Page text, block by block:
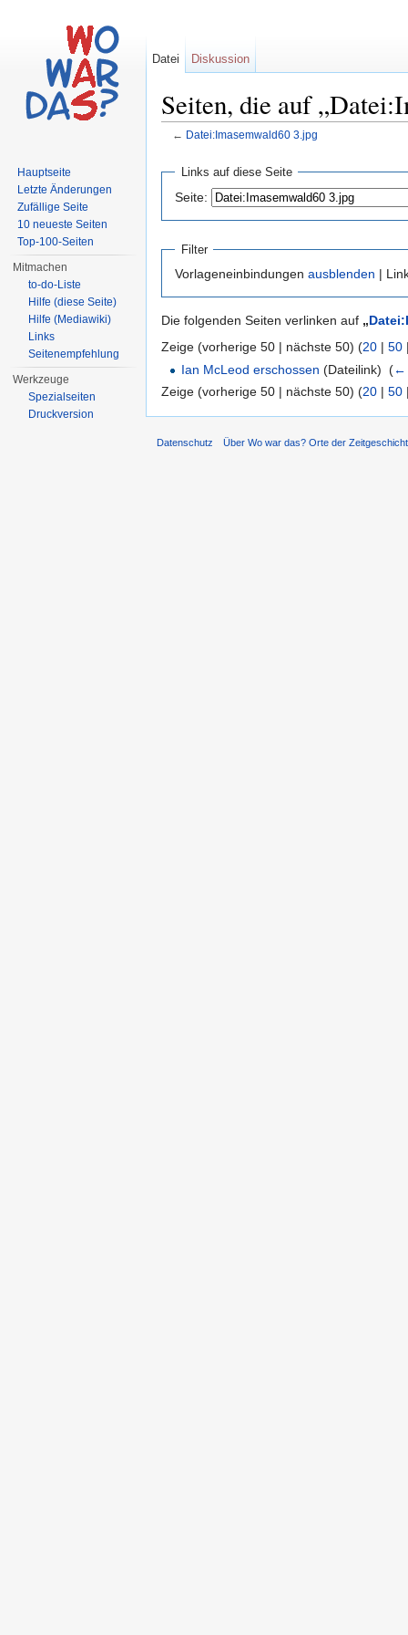
Seiten, die auf
← Datei:Imasemwald60 3.jpg
Links auf diese Seite
Seite:
Filter
Vorlageneinbindungen ausblenden |
Die folgenden Seiten verlinken auf „
Zeige (vorherige 50 | nächste 50) (20 | 50
Ian McLeod erschossen (Dateilink) ‎ (←
Zeige (vorherige 50 | nächste 50) (20 | 50
Datei Diskussion
Hauptseite
Letzte Änderungen
Zufällige Seite
10 neueste Seiten
Top-100-Seiten
Mitmachen
to-do-Liste
Hilfe (diese Seite)
Hilfe (Mediawiki)
Links
Seitenempfehlung
Werkzeuge
Spezialseiten
Druckversion
Datenschutz Über Wo war das? Orte der